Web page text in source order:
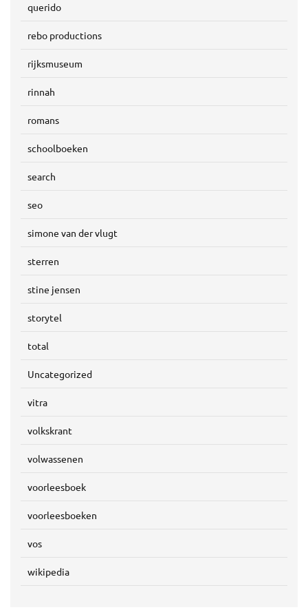
querido
rebo productions
rijksmuseum
rinnah
romans
schoolboeken
search
seo
simone van der vlugt
sterren
stine jensen
storytel
total
Uncategorized
vitra
volkskrant
volwassenen
voorleesboek
voorleesboeken
vos
wikipedia